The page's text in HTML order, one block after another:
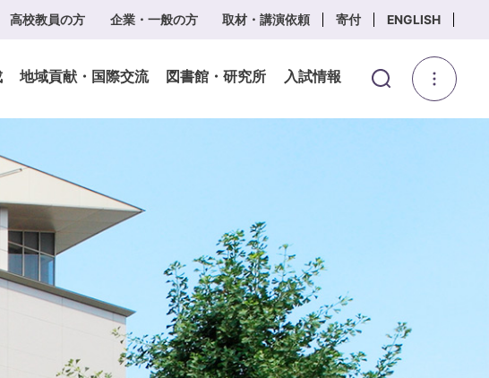
高校教員の方 企業・一般の方 取材・講演依頼 寄付 ENGLISH
地域貢献・国際交流 図書館・研究所 入試情報